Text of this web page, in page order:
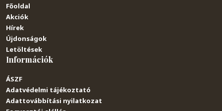
Főoldal
Akciók
Hírek
Újdonságok
Letöltések
Információk
ÁSZF
Adatvédelmi tájékoztató
Adattovábbítási nyilatkozat